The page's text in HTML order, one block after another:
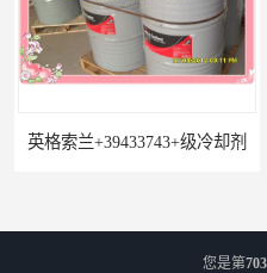
兰+39433743+级冷却剂
您是第